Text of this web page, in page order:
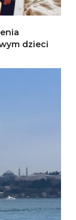
dzieci